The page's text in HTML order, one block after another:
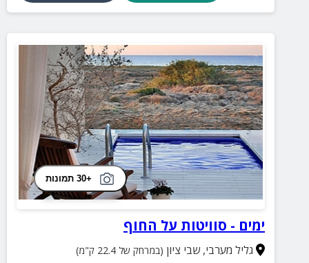
+30 תמונות
ימים - סוויטות על החוף
גליל מערבי,שבי ציון (במרחק של 22.4 ק"מ)